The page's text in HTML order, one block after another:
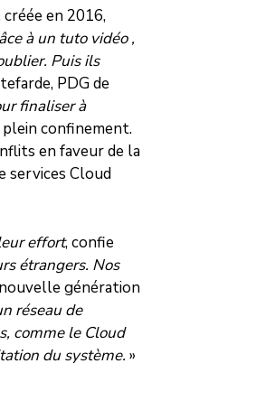
en 2016,
à un tuto vidéo ,
Puis ils
PDG de
finaliser à
plein confinement.
en faveur de la
services Cloud
effort, confie
étrangers. Nos
nouvelle génération
réseau de
comme le Cloud
du système.»